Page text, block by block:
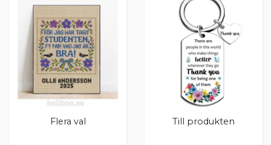
Flera val Till produkten